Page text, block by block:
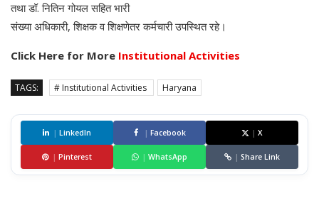
तथा डॉ. नितिन गोयल सहित भारी
संख्या अधिकारी, शिक्षक व शिक्षणेतर कर्मचारी उपस्थित रहे।
Click Here for More Institutional Activities
TAGS: # Institutional Activities Haryana
| LinkedIn | Facebook | X
| Pinterest | WhatsApp | Share Link